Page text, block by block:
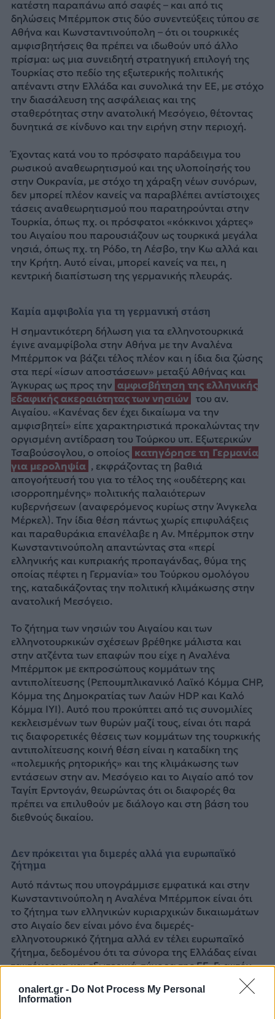
onalert.gr - Do Not Process My Personal
Information
κατέστη παραπάνω από σαφές – και από τις
δηλώσεις Μπέρμποκ στις δύο συνεντεύξεις τύπου σε
Αθήνα και Κωνσταντινούπολη – ότι οι τουρκικές
αμφισβητήσεις θα πρέπει να ιδωθούν υπό άλλο
πρίσμα: ως μια συνειδητή στρατηγική επιλογή της
Τουρκίας στο πεδίο της εξωτερικής πολιτικής
απέναντι στην Ελλάδα και συνολικά την ΕΕ, με στόχο
την διασάλευση της ασφάλειας και της
σταθερότητας στην ανατολική Μεσόγειο, θέτοντας
δυνητικά σε κίνδυνο και την ειρήνη στην περιοχή.
Έχοντας κατά νου το πρόσφατο παράδειγμα του
ρωσικού αναθεωρητισμού και της υλοποίησής του
στην Ουκρανία, με στόχο τη χάραξη νέων συνόρων,
δεν μπορεί πλέον κανείς να παραβλέπει αντίστοιχες
τάσεις αναθεωρητισμού που παρατηρούνται στην
Τουρκία, όπως πχ. οι πρόσφατοι «κόκκινοι χάρτες»
του Αιγαίου που παρουσιάζουν ως τουρκικά μεγάλα
νησιά, όπως πχ. τη Ρόδο, τη Λέσβο, την Κω αλλά και
την Κρήτη. Αυτό είναι, μπορεί κανείς να πει, η
κεντρική διαπίστωση της γερμανικής πλευράς.
Καμία αμφιβολία για τη γερμανική στάση
Η σημαντικότερη δήλωση για τα ελληνοτουρκικά
έγινε αναμφίβολα στην Αθήνα με την Αναλένα
Μπέρμποκ να βάζει τέλος πλέον και η ίδια δια ζώσης
στα περί «ίσων αποστάσεων» μεταξύ Αθήνας και
Άγκυρας ως προς την αμφισβήτηση της ελληνικής
εδαφικής ακεραιότητας των νησιών
του αν.
Αιγαίου. «Κανένας δεν έχει δικαίωμα να την
αμφισβητεί» είπε χαρακτηριστικά προκαλώντας την
οργισμένη αντίδραση του Τούρκου υπ. Εξωτερικών
Τσαβούσογλου, ο οποίος κατηγόρησε τη Γερμανία
για μεροληψία , εκφράζοντας τη βαθιά
απογοήτευσή του για το τέλος της «ουδέτερης και
ισορροπημένης» πολιτικής παλαιότερων
κυβερνήσεων (αναφερόμενος κυρίως στην Άνγκελα
Μέρκελ). Την ίδια θέση πάντως χωρίς επιφυλάξεις
και παραθυράκια επανέλαβε η Αν. Μπέρμποκ στην
Κωνσταντινούπολη απαντώντας στα «περί
ελληνικής και κυπριακής προπαγάνδας, θύμα της
οποίας πέφτει η Γερμανία» του Τούρκου ομολόγου
της, καταδικάζοντας την πολιτική κλιμάκωσης στην
ανατολική Μεσόγειο.
Το ζήτημα των νησιών του Αιγαίου και των
ελληνοτουρκικών σχέσεων βρέθηκε μάλιστα και
στην ατζέντα των επαφών που είχε η Αναλένα
Μπέρμποκ με εκπροσώπους κομμάτων της
αντιπολίτευσης (Ρεπουμπλικανικό Λαϊκό Κόμμα CHP,
Κόμμα της Δημοκρατίας των Λαών HDP και Καλό
Κόμμα ΙYI). Αυτό που προκύπτει από τις συνομιλίες
κεκλεισμένων των θυρών μαζί τους, είναι ότι παρά
τις διαφορετικές θέσεις των κομμάτων της τουρκικής
αντιπολίτευσης κοινή θέση είναι η καταδίκη της
«πολεμικής ρητορικής» και της κλιμάκωσης των
εντάσεων στην αν. Μεσόγειο και το Αιγαίο από τον
Ταγίπ Ερντογάν, θεωρώντας ότι οι διαφορές θα
πρέπει να επιλυθούν με διάλογο και στη βάση του
διεθνούς δικαίου.
Δεν πρόκειται για διμερές αλλά για ευρωπαϊκό
ζήτημα
Αυτό πάντως που υπογράμμισε εμφατικά και στην
Κωνσταντινούπολη η Αναλένα Μπέρμποκ είναι ότι
το ζήτημα των ελληνικών κυριαρχικών δικαιωμάτων
στο Αιγαίο δεν είναι μόνο ένα διμερές-
ελληνοτουρκικό ζήτημα αλλά εν τέλει ευρωπαϊκό
ζήτημα, δεδομένου ότι τα σύνορα της Ελλάδας είναι
ταυτόχρονα και εξωτερικά σύνορα της ΕΕ. Γι αυτόν
ακριβώς το λόγο η Γερμανία, αναβαθμίζει πλέον το
ζήτημα στην ατζέντα της ως ζήτημα αμφισβήτησης
ευρωπαϊκών συνόρων.